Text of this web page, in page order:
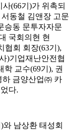
(66기)가 위촉되
동철 김앤장 고문
승동 문투자자문
국회의현 현
협회 회장(63기),
)기업재난안전협
학 교수(69기), 권
하 금양산업㈜ 카
다.
와 남상환 태성회